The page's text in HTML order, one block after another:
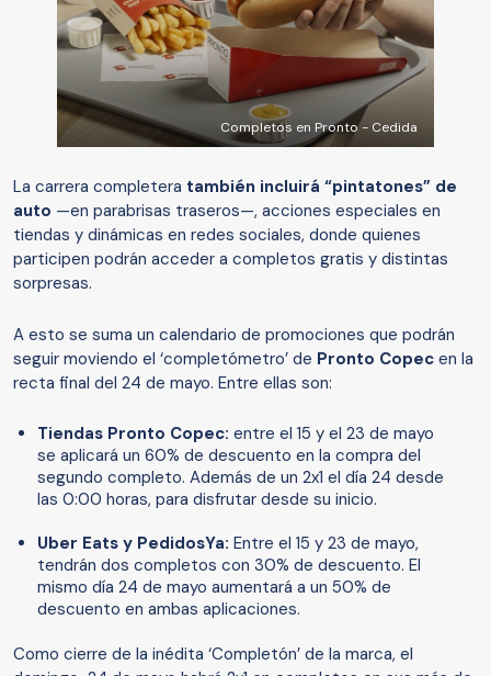
Completos en Pronto - Cedida
La carrera completera también incluirá “pintatones” de
auto —en parabrisas traseros—, acciones especiales en
tiendas y dinámicas en redes sociales, donde quienes
participen podrán acceder a completos gratis y distintas
sorpresas.
A esto se suma un calendario de promociones que podrán
seguir moviendo el ‘completómetro’ de Pronto Copec en la
recta final del 24 de mayo. Entre ellas son:
Tiendas Pronto Copec: entre el 15 y el 23 de mayo
se aplicará un 60% de descuento en la compra del
segundo completo. Además de un 2x1 el día 24 desde
las 0:00 horas, para disfrutar desde su inicio.
Uber Eats y PedidosYa: Entre el 15 y 23 de mayo,
tendrán dos completos con 30% de descuento. El
mismo día 24 de mayo aumentará a un 50% de
descuento en ambas aplicaciones.
Como cierre de la inédita ‘Completón’ de la marca, el